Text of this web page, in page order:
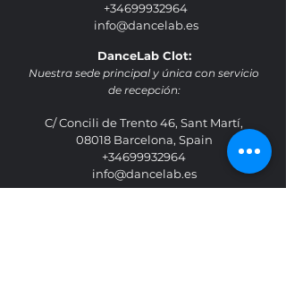
+34699932964
info@dancelab.es
DanceLab Clot:
Nuestra sede principal y única con servicio
de recepción:
C/ Concili de Trento 46, Sant Martí,
08018 Barcelona, Spain
+34699932964
info@dancelab.es